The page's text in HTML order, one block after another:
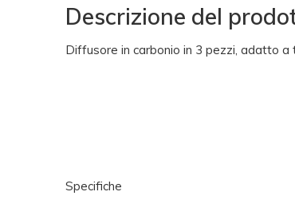
Descrizione del
Diffusore in carbonio in 3 pezzi, adatto a
Specifiche